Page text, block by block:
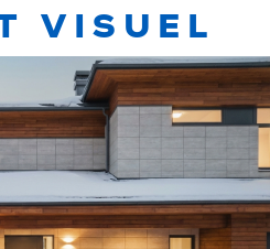
VISUEL